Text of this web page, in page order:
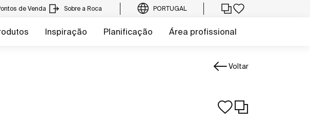
de Venda Sobre a Roca PORTUGAL
Inspiração Planificação Área profissional
Voltar